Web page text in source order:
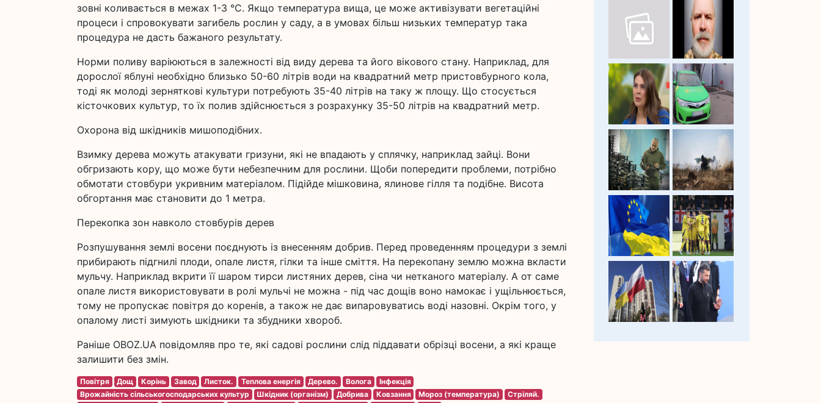
зовні коливається в межах 1-3 °C. Якщо температура вища, це може активізувати вегетаційні
процеси і спровокувати загибель рослин у саду, а в умовах більш низьких температур така
процедура не дасть бажаного результату.
Норми поливу варіюються в залежності від виду дерева та його вікового стану. Наприклад, для
дорослої яблуні необхідно близько 50-60 літрів води на квадратний метр пристовбурного кола,
тоді як молоді зерняткові культури потребують 35-40 літрів на таку ж площу. Що стосується
кісточкових культур, то їх полив здійснюється з розрахунку 35-50 літрів на квадратний метр.
Охорона від шкідників мишоподібних.
Взимку дерева можуть атакувати гризуни, які не впадають у сплячку, наприклад зайці. Вони
обгризають кору, що може бути небезпечним для рослини. Щоби попередити проблеми, потрібно
обмотати стовбури укривним матеріалом. Підійде мішковина, ялинове гілля та подібне. Висота
обгортання має становити до 1 метра.
Перекопка зон навколо стовбурів дерев
Розпушування землі восени поєднують із внесенням добрив. Перед проведенням процедури з землі
прибирають підгнилі плоди, опале листя, гілки та інше сміття. На перекопану землю можна вкласти
мульчу. Наприклад вкрити її шаром тирси листяних дерев, сіна чи нетканого матеріалу. А от саме
опале листя використовувати в ролі мульчі не можна - під час дощів воно намокає і ущільнюється,
тому не пропускає повітря до коренів, а також не дає випаровуватись воді назовні. Окрім того, у
опалому листі зимують шкідники та збудники хвороб.
Раніше OBOZ.UA повідомляв про те, які садові рослини слід піддавати обрізці восени, а які краще
залишити без змін.
Повітря Дощ Корінь Завод Листок. Теплова енергія Дерево. Волога
Інфекція
Врожайність сільськогосподарських культур
Шкідник (організм) Добрива Ковзання Мороз (температура)
Стріляй.